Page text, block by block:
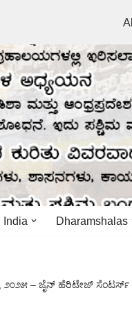
India Dharamshalas
೨೦೨೫ – ಜೈನ್ ಹೆರಿಟೇಜ್